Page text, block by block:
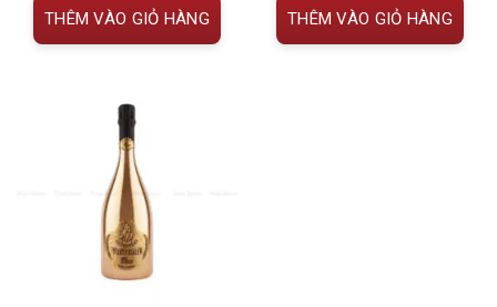
THÊM VÀO GIỎ HÀNG THÊM VÀO GIỎ HÀNG